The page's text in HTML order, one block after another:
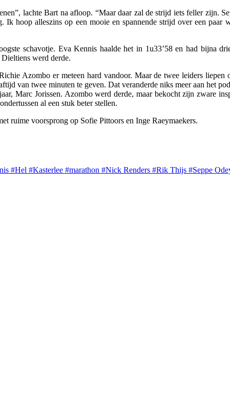
lachte Bart na afloop. “Maar daar zal de strijd iets feller zijn.
hoop alleszins op een mooie en spannende strijd over een
schavotje. Eva Kennis haalde het in 1u33’58 en had bijna
werd derde.
Azombo er meteen hard vandoor. Maar de twee leiders
van twee minuten te geven. Dat veranderde niks meer aan het
Marc Jorissen. Azombo werd derde, maar bekocht zijn zware
al een stuk beter stellen.
ruime voorsprong op Sofie Pittoors en Inge Raeymaekers.
#Hel #Kasterlee #marathon #Nick Renders #Rik Thijs #Seppe